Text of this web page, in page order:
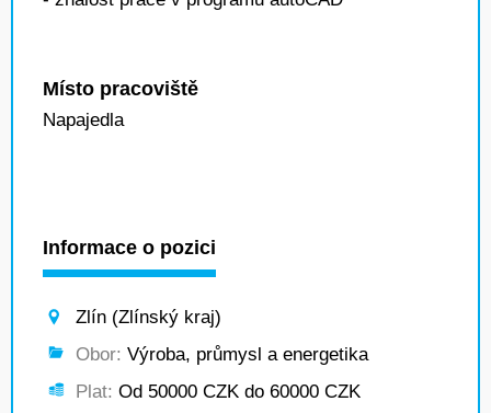
Místo pracoviště
Napajedla
Informace o pozici
Zlín (Zlínský kraj)
Obor: Výroba, průmysl a energetika
Plat: Od 50000 CZK do 60000 CZK